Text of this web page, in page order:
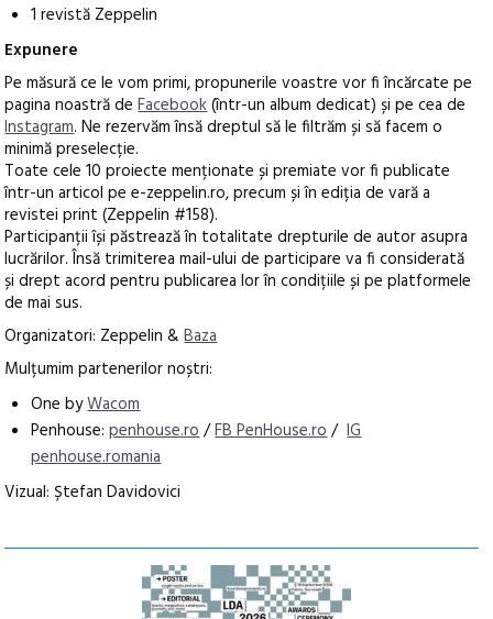
1 revistă Zeppelin
Expunere
Pe măsură ce le vom primi, propunerile voastre vor fi încărcate pe
pagina noastră deFacebook(într-un album dedicat) și pe cea de
Instagram. Ne rezervăm însă dreptul să le filtrăm și să facem o
minimă preselecție.
Toate cele 10 proiecte menționate și premiate vor fi publicate
într-un articol pe e-zeppelin.ro, precum și în ediția de vară a
revistei print (Zeppelin #158).
Participanții își păstrează în totalitate drepturile de autor asupra
lucrărilor. Însă trimiterea mail-ului de participare va fi considerată
și drept acord pentru publicarea lor în condițiile și pe platformele
de mai sus.
Organizatori: Zeppelin &Baza
Mulțumim partenerilor noștri:
One byWacom
Penhouse:penhouse.ro/FB PenHouse.ro/IG
penhouse.romania
Vizual: Ștefan Davidovici